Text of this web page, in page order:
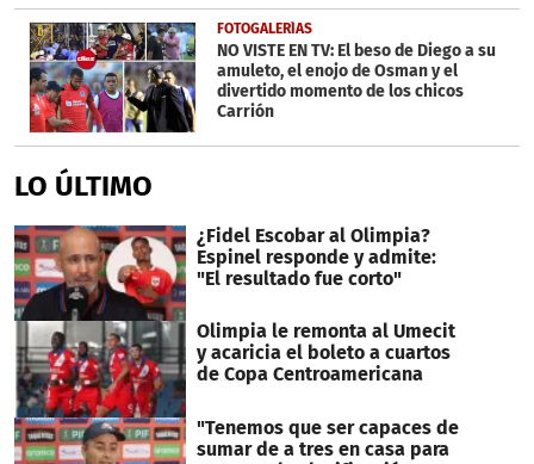
FOTOGALERÍAS
NO VISTE EN TV: El beso de Diego a su
amuleto, el enojo de Osman y el
divertido momento de los chicos
Carrión
LO ÚLTIMO
¿Fidel Escobar al Olimpia?
Espinel responde y admite:
"El resultado fue corto"
Olimpia le remonta al Umecit
y acaricia el boleto a cuartos
de Copa Centroamericana
"Tenemos que ser capaces de
sumar de a tres en casa para